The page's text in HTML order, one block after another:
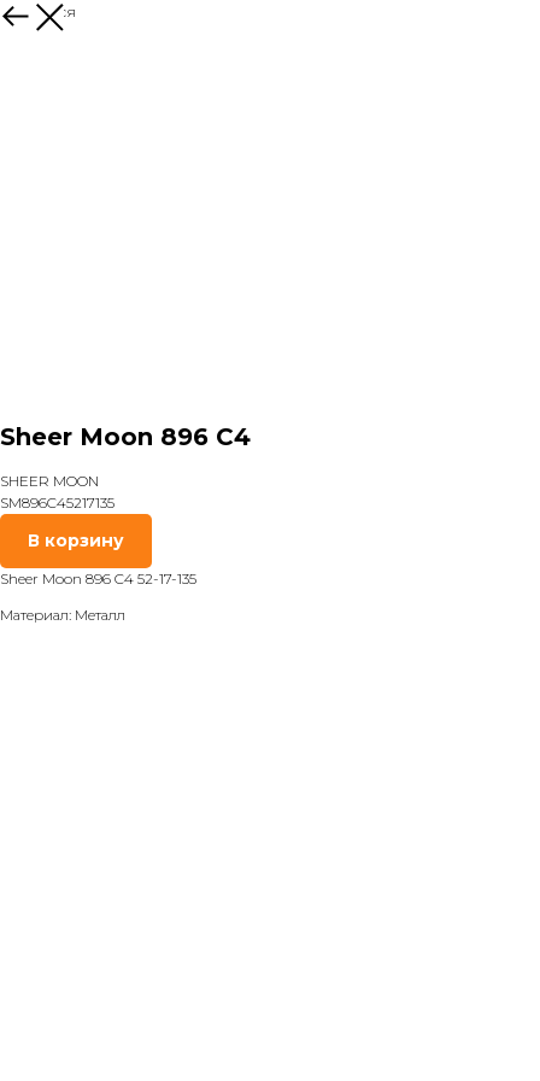
Вернуться
Sheer Moon 896 C4
SHEER MOON
SM896C45217135
В корзину
Sheer Moon 896 C4 52-17-135
Материал: Металл